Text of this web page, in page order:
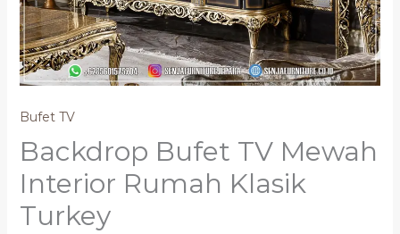
Bufet TV
Backdrop Bufet TV Mewah
Interior Rumah Klasik
Turkey